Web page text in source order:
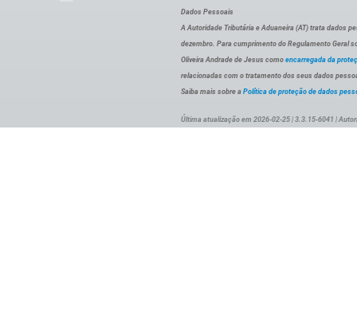
Dados Pessoais
A Autoridade Tributária e Aduaneira (AT) trata dados
dezembro. Para cumprimento do Regulamento Geral
Oliveira Andrade de Jesus como encarregada da
relacionadas com o tratamento dos seus dados
Saiba mais sobre a Política de proteção de dados
Última atualização em 2026-02-25 | 3.3.15-6041 |